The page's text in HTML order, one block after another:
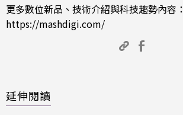
更多數位新品、技術介紹與科技趨勢內容：
https://mashdigi.com/
延伸閱讀